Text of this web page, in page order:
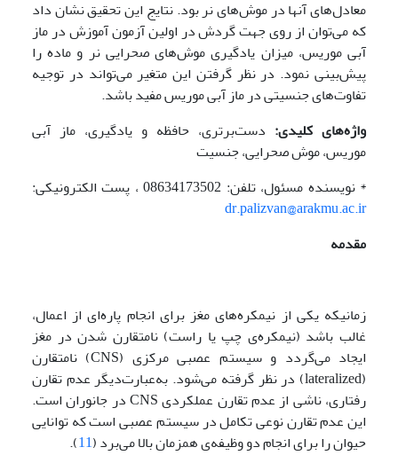
معادل‌های آنها در موش‌های نر بود. نتایج این تحقیق نشان داد
که می‌توان از روی جهت گردش در اولین آزمون آموزش در ماز
آبی موریس، میزان یادگیری موش‌های صحرایی نر و ماده را
پیش‌بینی نمود. در نظر گرفتن این متغیر می‌تواند در توجیه
تفاوت‌های جنسیتی در ماز آبی موریس مفید باشد.
واژه­های کلیدی: دست‌برتری، حافظه و یادگیری، ماز آبی
موریس، موش صحرایی، جنسیت
* نویسنده مسئول، تلفن: 08634173502 ، پست الکترونیکی:
dr.palizvan@arakmu.ac.ir
مقدمه
زمانیکه یکی از نیمکره‌های مغز برای انجام پاره‌ای از اعمال،
غالب باشد (نیمکره‌ی چپ یا راست) نامتقارن شدن در مغز
ایجاد می‌گردد و سیستم عصبی مرکزی (CNS) نامتقارن
(lateralized) در نظر گرفته می‌شود. به‌عبارت‌دیگر عدم تقارن
رفتاری، ناشی از عدم تقارن عملکردی CNS در جانوران است.
این عدم تقارن نوعی تکامل در سیستم عصبی است که توانایی
حیوان را برای انجام دو وظیفه‌ی همزمان بالا می‌برد (11
).